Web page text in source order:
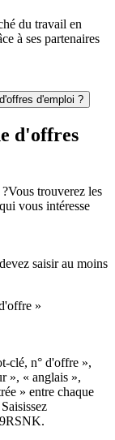
du travail en
à ses partenaires
d'emploi ?
d'offres
Vous trouverez les
vous intéresse
saisir au moins
»
clé, n° d'offre »,
», « anglais »,
» entre chaque